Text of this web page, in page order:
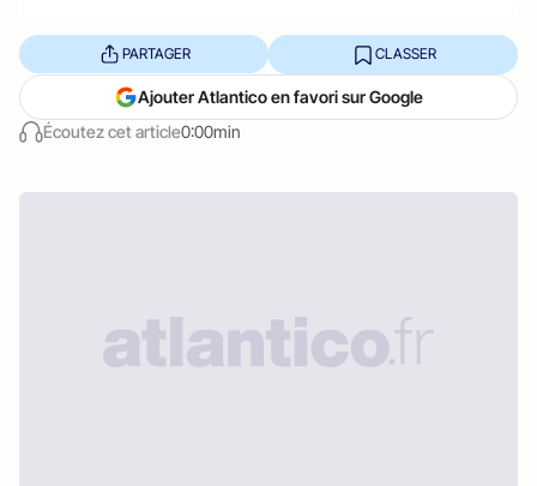
Écoutez cet article0:00min
PARTAGER CLASSER
Ajouter Atlantico en favori sur Google